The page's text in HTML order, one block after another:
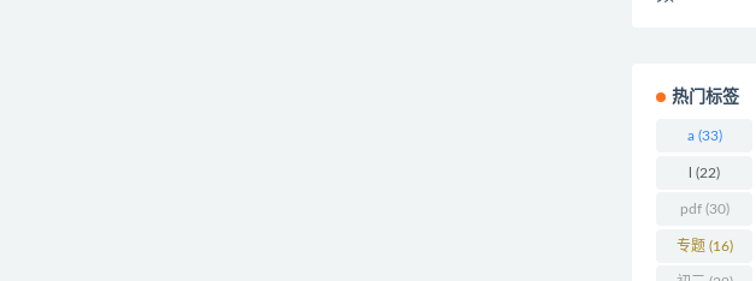
热门标签
a(33)
(22)
pdf(30)
专题 (16)